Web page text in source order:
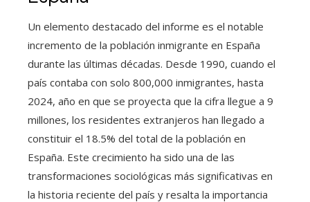
Un elemento destacado del informe es el notable
incremento de la población inmigrante en España
durante las últimas décadas. Desde 1990, cuando el
país contaba con solo 800,000 inmigrantes, hasta
2024, año en que se proyecta que la cifra llegue a 9
millones, los residentes extranjeros han llegado a
constituir el 18.5% del total de la población en
España. Este crecimiento ha sido una de las
transformaciones sociológicas más significativas en
la historia reciente del país y resalta la importancia